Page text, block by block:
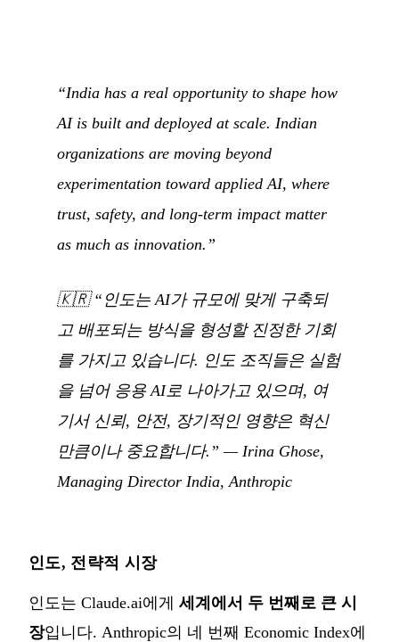
“India has a real opportunity to shape how
AI is built and deployed at scale. Indian
organizations are moving beyond
experimentation toward applied AI, where
trust, safety, and long-term impact matter
as much as innovation.”
🇰🇷“인도는 AI가 규모에 맞게 구축되
고 배포되는 방식을 형성할 진정한 기회
를 가지고 있습니다. 인도 조직들은 실험
을 넘어 응용 AI로 나아가고 있으며, 여
기서 신뢰, 안전, 장기적인 영향은 혁신
만큼이나 중요합니다.” — Irina Ghose,
Managing Director India, Anthropic
인도, 전략적 시장
인도는 Claude.ai에게 세계에서 두 번째로 큰 시
장입니다. Anthropic의 네 번째 Economic Index에